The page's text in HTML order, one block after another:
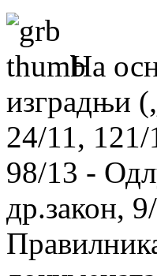
На
изградњи
24/11,
98/13 -
др.закон,